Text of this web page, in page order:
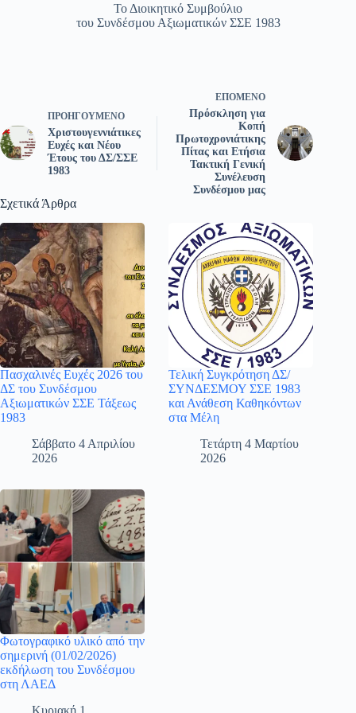
Το Διοικητικό Συμβούλιο
του Συνδέσμου Αξιωματικών ΣΣΕ 1983
ΠΡΟΗΓΟΎΜΕΝΟ
Χριστουγεννιάτικες
Ευχές και Νέου
Έτους του ΔΣ/ΣΣΕ
1983
ΕΠΌΜΕΝΟ
Πρόσκληση για
Κοπή
Πρωτοχρονιάτικης
Πίτας και Ετήσια
Τακτική Γενική
Συνέλευση
Συνδέσμου μας
Σχετικά Άρθρα
Πασχαλινές Ευχές 2026 του
ΔΣ του Συνδέσμου
Αξιωματικών ΣΣΕ Τάξεως
1983
Σάββατο 4 Απριλίου
2026
Τελική Συγκρότηση ΔΣ/
ΣΥΝΔΕΣΜΟΥ ΣΣΕ 1983
και Ανάθεση Καθηκόντων
στα Μέλη
Τετάρτη 4 Μαρτίου
2026
Φωτογραφικό υλικό από την
σημερινή (01/02/2026)
εκδήλωση του Συνδέσμου
στη ΛΑΕΔ
Κυριακή 1